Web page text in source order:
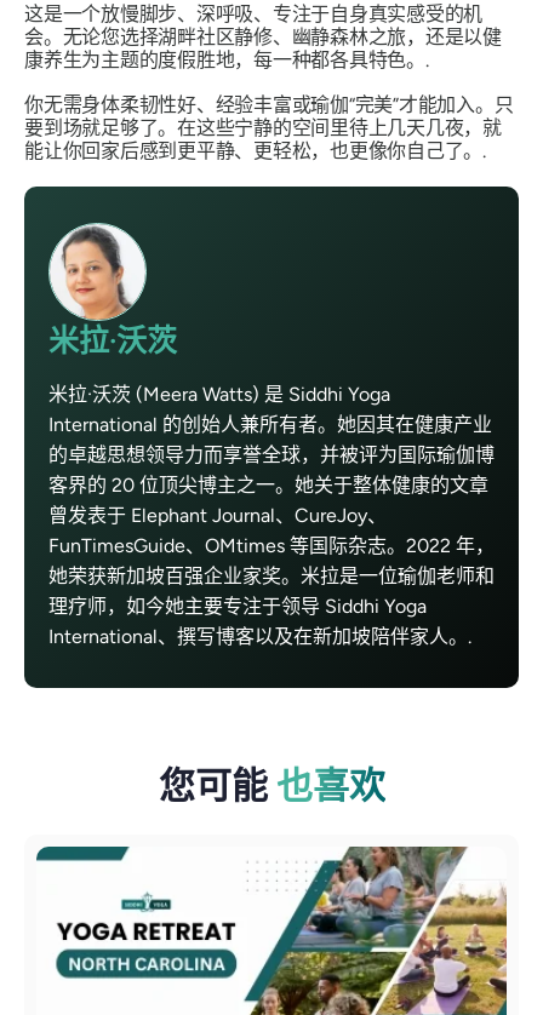
这是一个放慢脚步、深呼吸、专注于自身真实感受的机
会。无论您选择湖畔社区静修、幽静森林之旅，还是以健
康养生为主题的度假胜地，每一种都各具特色。.
你无需身体柔韧性好、经验丰富或瑜伽“完美”才能加入。只
要到场就足够了。在这些宁静的空间里待上几天几夜，就
能让你回家后感到更平静、更轻松，也更像你自己了。.
米拉·沃茨
米拉·沃茨 (Meera Watts) 是 Siddhi Yoga
International 的创始人兼所有者。她因其在健康产业
的卓越思想领导力而享誉全球，并被评为国际瑜伽博
客界的 20 位顶尖博主之一。她关于整体健康的文章
曾发表于 Elephant Journal、CureJoy、
FunTimesGuide、OMtimes 等国际杂志。2022 年，
她荣获新加坡百强企业家奖。米拉是一位瑜伽老师和
理疗师，如今她主要专注于领导 Siddhi Yoga
International、撰写博客以及在新加坡陪伴家人。.
您可能 也喜欢